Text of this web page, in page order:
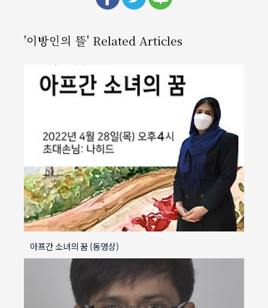
'이방인의 뜰' Related Articles
아프간 소녀의 꿈 (동영상)